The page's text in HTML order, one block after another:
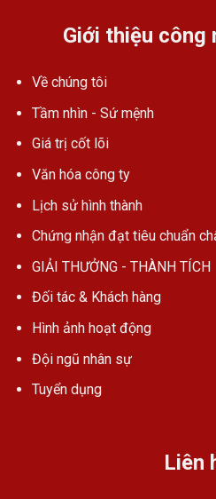
Giới thiệu công
Về chúng tôi
Tầm nhìn - Sứ mệnh
Giá trị cốt lõi
Văn hóa công ty
Lịch sử hình thành
Chứng nhận đạt tiêu chuẩn
GIẢI THƯỞNG - THÀNH TÍCH
Đối tác & Khách hàng
Hình ảnh hoạt động
Đội ngũ nhân sự
Tuyển dụng
Liên